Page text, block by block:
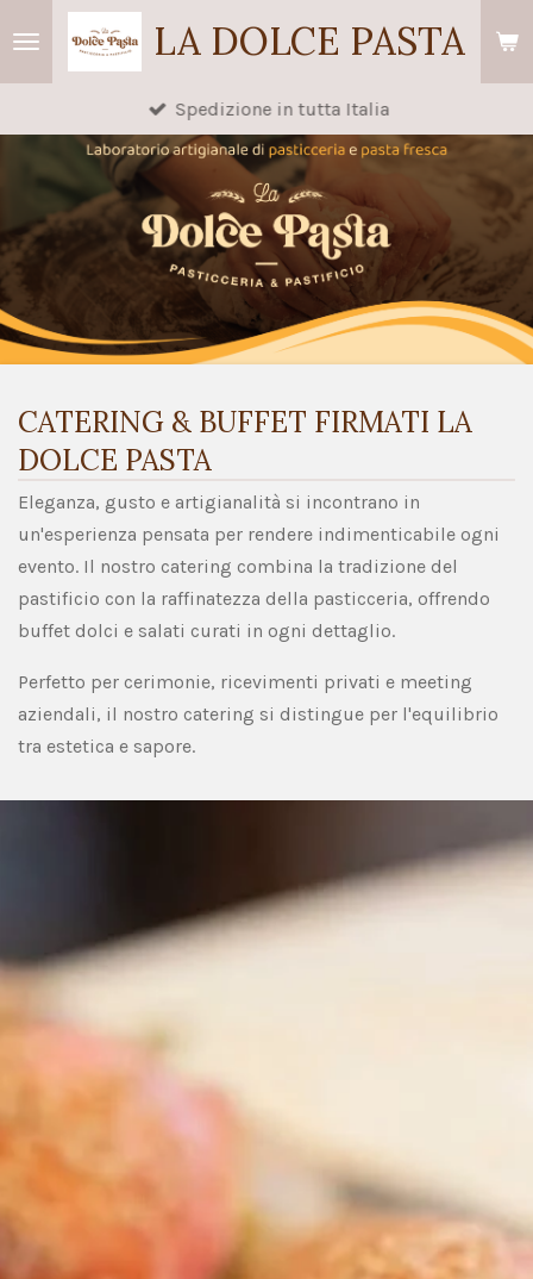
LA DOLCE PASTA
Spedizione in tutta Italia
CATERING & BUFFET FIRMATI LA
DOLCE PASTA
Eleganza, gusto e artigianalità si incontrano in
un'esperienza pensata per rendere indimenticabile ogni
evento. Il nostro catering combina la tradizione del
pastificio con la raffinatezza della pasticceria, offrendo
buffet dolci e salati curati in ogni dettaglio.
Perfetto per cerimonie, ricevimenti privati e meeting
aziendali, il nostro catering si distingue per l'equilibrio
tra estetica e sapore.